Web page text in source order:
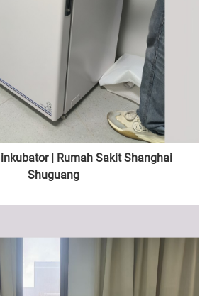
inkubator | Rumah Sakit Shanghai
Shuguang